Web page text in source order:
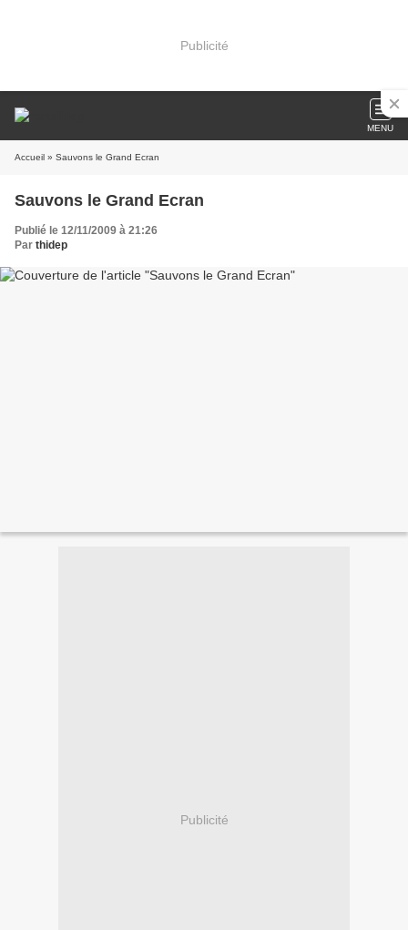
Publicité
MENU
Accueil » Sauvons le Grand Ecran
Sauvons le Grand Ecran
Publié le 12/11/2009 à 21:26
Par thidep
Publicité